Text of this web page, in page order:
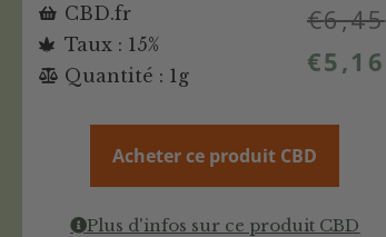
CBD.fr
Taux : 15%
Quantité : 1g
€6,45
€5,16
Acheter ce produit CBD
Plus d'infos sur ce produit CBD